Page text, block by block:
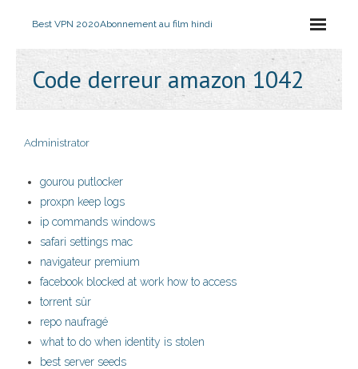
Best VPN 2020Abonnement au film hindi
Code derreur amazon 1042
Administrator
gourou putlocker
proxpn keep logs
ip commands windows
safari settings mac
navigateur premium
facebook blocked at work how to access
torrent sûr
repo naufragé
what to do when identity is stolen
best server seeds